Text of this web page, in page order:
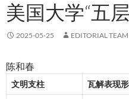
美国大学“五
2025-05-25 EDITORIAL TEAM
陈和春
文明支柱 瓦解表现